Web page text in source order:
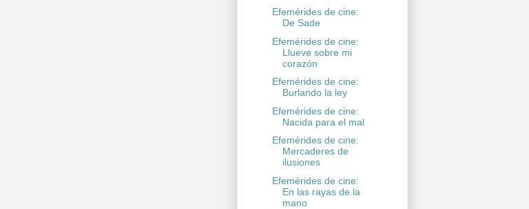
Efemérides de cine:
De Sade
Efemérides de cine:
Llueve sobre mi
corazón
Efemérides de cine:
Burlando la ley
Efemérides de cine:
Nacida para el mal
Efemérides de cine:
Mercaderes de
ilusiones
Efemérides de cine:
En las rayas de la
mano